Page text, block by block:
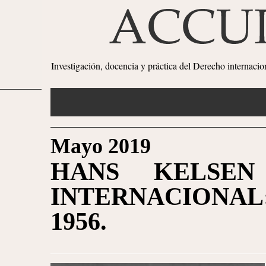
Investigación, docencia y práctica del Derecho
Mayo 2019
HANS
1956.